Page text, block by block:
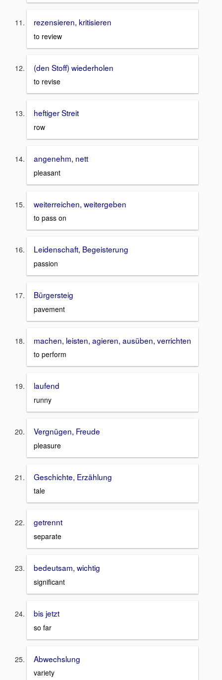
rezensieren, kritisieren
to review
(den Stoff) wiederholen
to revise
heftiger Streit
row
angenehm, nett
pleasant
weiterreichen, weitergeben
to pass on
Leidenschaft, Begeisterung
passion
Bürgersteig
pavement
machen, leisten, agieren, ausüben, verrichten
to perform
laufend
runny
Vergnügen, Freude
pleasure
Geschichte, Erzählung
tale
getrennt
separate
bedeutsam, wichtig
significant
bis jetzt
so far
Abwechslung
variety